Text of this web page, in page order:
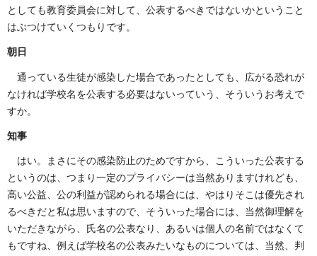
としても教育委員会に対して、公表するべきではないかということ
はぶつけていくつもりです。
朝日
通っている生徒が感染した場合であったとしても、広がる恐れが
なければ学校名を公表する必要はないっていう、そういうお考えで
すか。
知事
はい。まさにその感染防止のためですから、こういった公表する
というのは、つまり一定のプライバシーは当然ありますけれども、
高い公益、公の利益が認められる場合には、やはりそこは優先され
るべきだと私は思いますので、そういった場合には、当然御理解を
いただきながら、氏名の公表なり、あるいは個人の名前ではなくて
もですね、例えば学校名の公表みたいなものについては、当然、判